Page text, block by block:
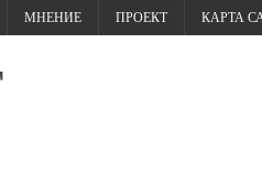
МНЕНИЕ ПРОЕКТ КАРТА